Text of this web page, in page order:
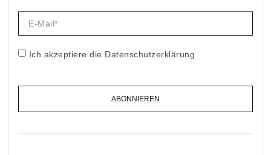
Ich akzeptiere die Datenschutzerklärung
ABONNIEREN